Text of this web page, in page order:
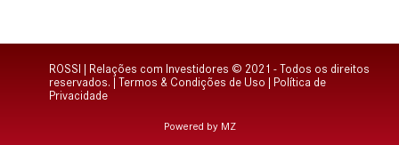
ROSSI | Relações com Investidores © 2021 - Todos os direitos
reservados. | Termos & Condições de Uso
Política de
Privacidade
Powered by MZ